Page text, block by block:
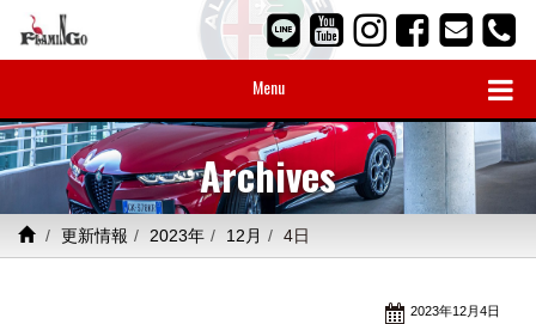
Menu
Archives
更新情報 2023年 12月 4日
2023年12月4日